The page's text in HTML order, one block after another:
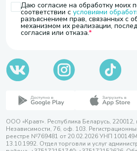
Даю согласие на обработку моих
соответствии с условиями
разъяснением прав, связанных с
механизмом их реализации,
согласия или отказа.
ООО «Кравт». Республика Беларусь, 220012,
Независимости, 76, оф. 103.
реестре №769481 от 20.02.2026 УНП
13.10.1992. Отдел торговли и услуг